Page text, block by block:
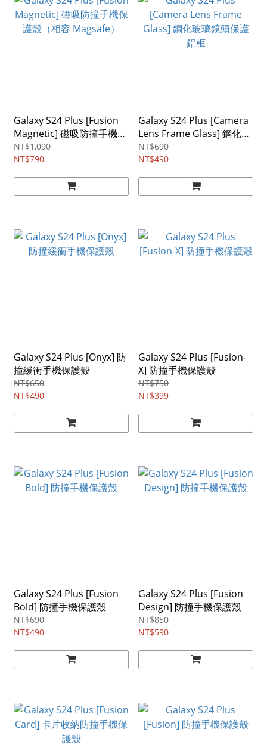
Galaxy S24 Plus [Fusion
Magnetic] 磁吸防撞手機保
護殼（相容 Magsafe）
NT$1,090
NT$790
Galaxy S24 Plus [Camera
Lens Frame Glass] 鋼化玻
璃鏡頭保護鋁框
NT$690
NT$490
Galaxy S24 Plus [Onyx] 防
撞緩衝手機保護殼
NT$650
NT$490
Galaxy S24 Plus [Fusion-
X] 防撞手機保護殼
NT$750
NT$399
Galaxy S24 Plus [Fusion
Bold] 防撞手機保護殼
NT$690
NT$490
Galaxy S24 Plus [Fusion
Design] 防撞手機保護殼
NT$850
NT$590